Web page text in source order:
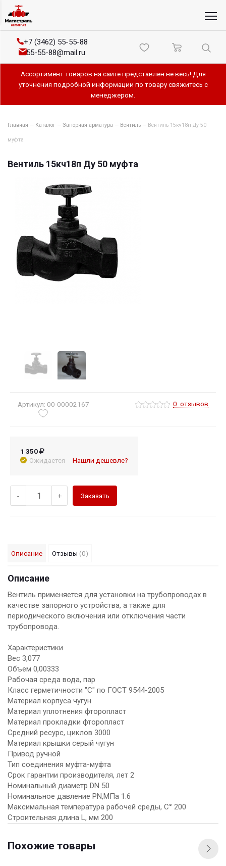
+7 (3462) 55-55-88
55-55-88@mail.ru
Ассортимент товаров на сайте представлен не весь! Для
уточнения подробной информации по товару свяжитесь с
менеджером.
Главная — Каталог — Запорная арматура — Вентиль — Вентиль 15кч18п Ду 50
муфта
Вентиль 15кч18п Ду 50 муфта
Артикул: 00-00002167 0 отзывов
1 350
Ожидается
Нашли дешевле?
- + Заказать
Описание Отзывы (0)
Описание
Вентиль применяется для установки на трубопроводах в
качестве запорного устройства, а также для
периодического включения или отключения части
трубопровода.
Характеристики
Вес 3,077
Объем 0,00333
Рабочая среда вода, пар
Класс герметичности "С" по ГОСТ 9544-2005
Материал корпуса чугун
Материал уплотнения фторопласт
Материал прокладки фторопласт
Средний ресурс, циклов 3000
Материал крышки серый чугун
Привод ручной
Тип соединения муфта-муфта
Срок гарантии производителя, лет 2
Номинальный диаметр DN 50
Номинальное давление PN,МПа 1.6
Максимальная температура рабочей среды, С° 200
Строительная длина L, мм 200
Похожие товары